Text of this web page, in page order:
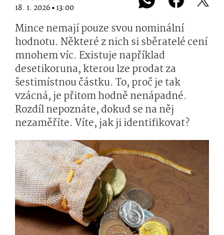
18. 1. 2026 ▪ 13:00
Mince nemají pouze svou nominální
hodnotu. Některé z nich si sběratelé cení
mnohem víc. Existuje například
desetikoruna, kterou lze prodat za
šestimístnou částku. To, proč je tak
vzácná, je přitom hodně nenápadné.
Rozdíl nepoznáte, dokud se na něj
nezaměříte. Víte, jak ji identifikovat?